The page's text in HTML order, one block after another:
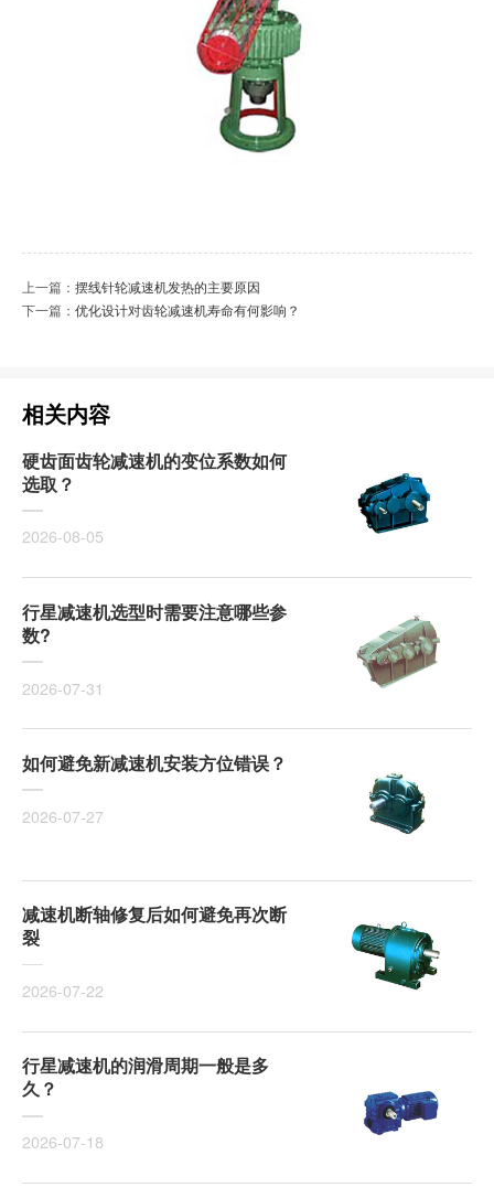
上一篇： 摆线针轮减速机发热的主要原因
下一篇： 优化设计对齿轮减速机寿命有何影响？
相关内容
硬齿面齿轮减速机的变位系数如何
选取？
2026-08-05
行星减速机选型时需要注意哪些参
数?
2026-07-31
如何避免新减速机安装方位错误？
2026-07-27
减速机断轴修复后如何避免再次断
裂
2026-07-22
行星减速机的润滑周期一般是多
久？
2026-07-18